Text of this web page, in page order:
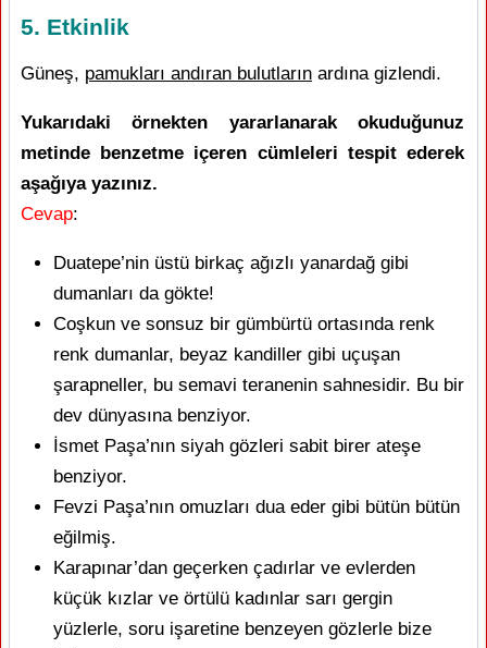
5. Etkinlik
Güneş, pamukları andıran bulutların ardına gizlendi.
Yukarıdaki örnekten yararlanarak okuduğunuz
metinde benzetme içeren cümleleri tespit ederek
aşağıya yazınız.
Cevap:
Duatepe’nin üstü birkaç ağızlı yanardağ gibi
dumanları da gökte!
Coşkun ve sonsuz bir gümbürtü ortasında renk
renk dumanlar, beyaz kandiller gibi uçuşan
şarapneller, bu semavi teranenin sahnesidir. Bu bir
dev dünyasına benziyor.
İsmet Paşa’nın siyah gözleri sabit birer ateşe
benziyor.
Fevzi Paşa’nın omuzları dua eder gibi bütün bütün
eğilmiş.
Karapınar’dan geçerken çadırlar ve evlerden
küçük kızlar ve örtülü kadınlar sarı gergin
yüzlerle, soru işaretine benzeyen gözlerle bize